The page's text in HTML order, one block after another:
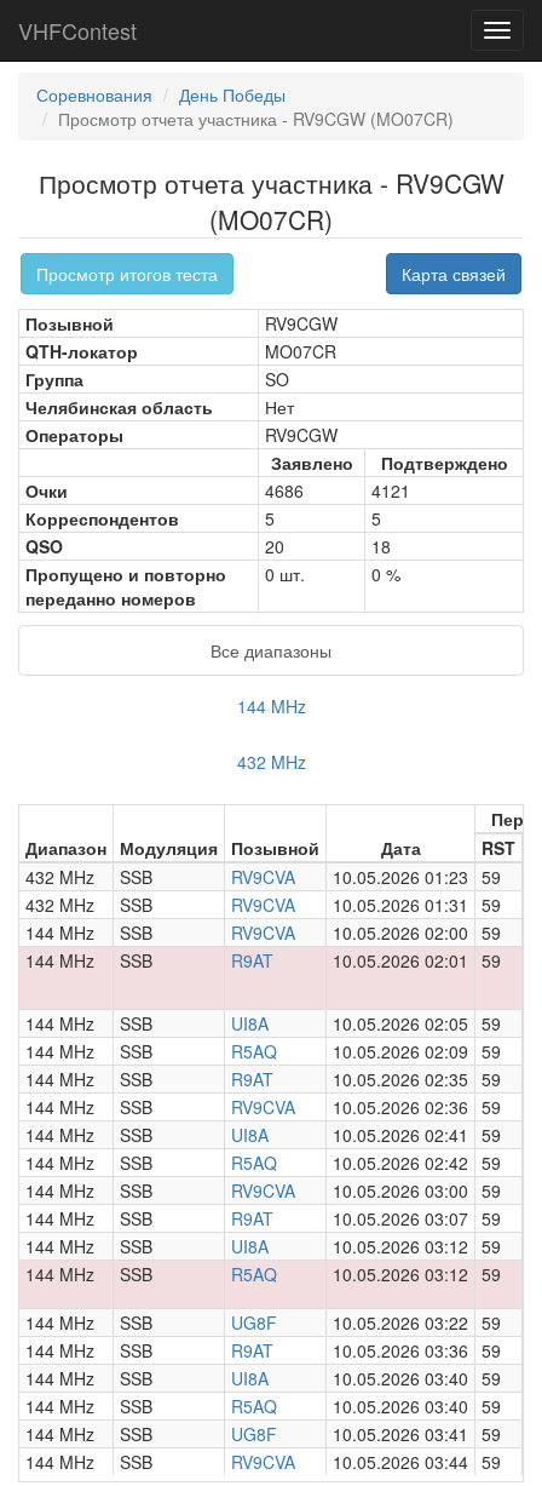
VHFContest
Соревнования
День Победы
Просмотр отчета участника - RV9CGW (MO07CR)
Просмотр отчета участника - RV9CGW
(MO07CR)
Просмотр итогов теста Карта связей
Позывной
RV9CGW
QTH-локатор
MO07CR
Группа
SO
Челябинская область
Нет
Операторы
RV9CGW
Заявлено
Подтверждено
Очки
4686
4121
Корреспондентов
5
5
QSO
20
18
Пропущено и повторно
переданно номеров
0 шт. 0 %
Все диапазоны
144 MHz
432 MHz
Диапазон Модуляция Позывной Дата
RST
432 MHz
SSB RV9CVA 10.05.2026 01:23 59
432 MHz
SSB RV9CVA 10.05.2026 01:31 59
144 MHz
SSB RV9CVA 10.05.2026 02:00 59
144 MHz
SSB R9AT 10.05.2026 02:01 59
144 MHz SSB UI8A 10.05.2026 02:05 59
144 MHz
SSB R5AQ 10.05.2026 02:09 59
144 MHz
SSB R9AT 10.05.2026 02:35 59
144 MHz
SSB RV9CVA 10.05.2026 02:36 59
144 MHz
SSB UI8A 10.05.2026 02:41 59
144 MHz
SSB R5AQ 10.05.2026 02:42 59
144 MHz
SSB RV9CVA 10.05.2026 03:00 59
144 MHz
SSB R9AT 10.05.2026 03:07 59
144 MHz
SSB UI8A 10.05.2026 03:12 59
144 MHz
SSB R5AQ 10.05.2026 03:12 59
144 MHz
SSB UG8F 10.05.2026 03:22 59
144 MHz
SSB R9AT 10.05.2026 03:36 59
144 MHz
SSB UI8A 10.05.2026 03:40 59
144 MHz
SSB R5AQ 10.05.2026 03:40 59
144 MHz
SSB UG8F 10.05.2026 03:41 59
144 MHz
SSB RV9CVA 10.05.2026 03:44 59